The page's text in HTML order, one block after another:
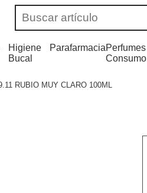
Higiene
Bucal
ParafarmaciaPerfumes
Consumo
RUBIO MUY CLARO 100ML